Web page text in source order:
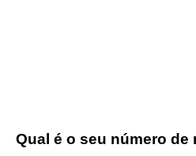
Qual é o seu número de